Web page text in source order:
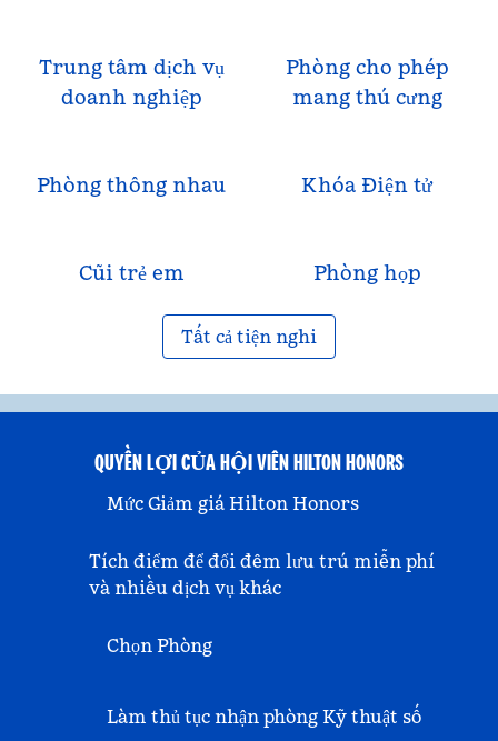
Trung tâm dịch vụ
doanh nghiệp
Phòng cho phép
mang thú cưng
Phòng thông nhau Khóa Điện tử
Cũi trẻ em Phòng họp
Tất cả tiện nghi
QUYỀN LỢI CỦA HỘI VIÊN HILTON HONORS
Mức Giảm giá Hilton Honors
Tích điểm để đổi đêm lưu trú miễn phí
và nhiều dịch vụ khác
Chọn Phòng
Làm thủ tục nhận phòng Kỹ thuật số